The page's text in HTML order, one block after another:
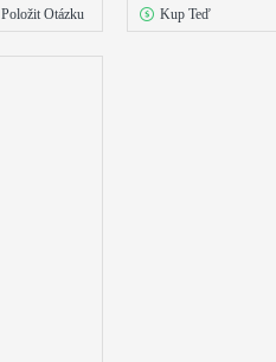
Položit Otázku Kup Teď